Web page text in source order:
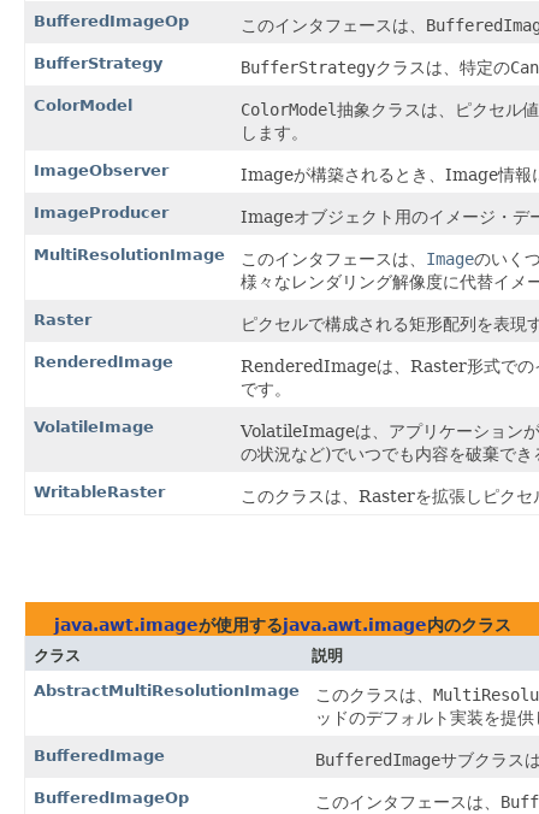
BufferedImageOp このインタフェースは、
BufferStrategy BufferStrategyクラスは、特定の
ColorModel ColorModel抽象クラスは、ピクセル
します。
ImageObserver Imageが構築されるとき、Image情報
ImageProducer Imageオブジェクト用のイメージ・デ
MultiResolutionImage このインタフェースは、 Imageのいく
様々なレンダリング解像度に代替イメ
Raster ピクセルで構成される矩形配列を表現
RenderedImage
RenderedImageは、Raster形式での
です。
VolatileImage
VolatileImageは、アプリケーション
の状況など)でいつでも内容を破棄でき
WritableRaster このクラスは、Rasterを拡張しピク
java.awt.imageが使用するjava.awt.image内のクラス
クラス
説明
AbstractMultiResolutionImage
このクラスは、
ッドのデフォルト実装を提
BufferedImage BufferedImageサブクラス
BufferedImageOp このインタフェースは、